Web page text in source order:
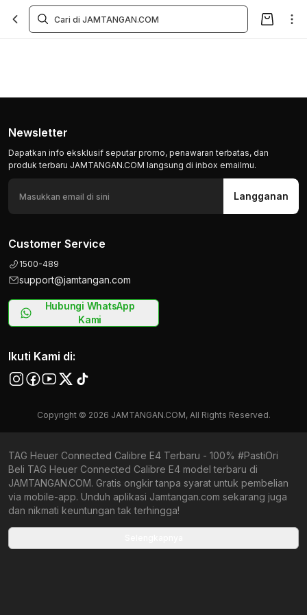
Newsletter
Dapatkan info eksklusif seputar promo, penawaran terbatas, dan
produk terbaru JAMTANGAN.COM langsung di inbox emailmu.
Langganan
Customer Service
1500-489
support@jamtangan.com
Hubungi WhatsApp
Kami
Ikuti Kami di:
Copyright © 2026 JAMTANGAN.COM, All Rights Reserved.
TAG Heuer Connected Calibre E4 Terbaru - 100% #PastiOri
Beli TAG Heuer Connected Calibre E4 model terbaru di
JAMTANGAN.COM. Gratis ongkir tanpa syarat untuk pembelian
via mobile-app. Unduh aplikasi Jamtangan.com sekarang juga
dan nikmati keuntungan tak terhingga!
TAG Heuer Diver